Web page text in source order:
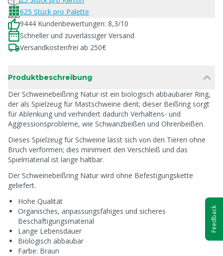
625 Stück pro Palette
9444 Kundenbewertungen: 8,3/10
Schneller und zuverlässiger Versand
Versandkostenfrei ab 250€
Produktbeschreibung
Der Schweinebeißring Natur ist ein biologisch abbaubarer Ring,
der als Spielzeug für Mastschweine dient; dieser Beißring sorgt
für Ablenkung und verhindert dadurch Verhaltens- und
Aggressionsprobleme, wie Schwanzbeißen und Ohrenbeißen.
Dieses Spielzeug für Schweine lässt sich von den Tieren ohne
Bruch verformen; dies minimiert den Verschleiß und das
Spielmaterial ist lange haltbar.
Der Schweinebeißring Natur wird ohne Befestigungskette
geliefert.
Hohe Qualität
Organisches, anpassungsfähiges und sicheres
Beschäftigungsmaterial
Lange Lebensdauer
Biologisch abbaubar
Farbe: Braun
Feedback